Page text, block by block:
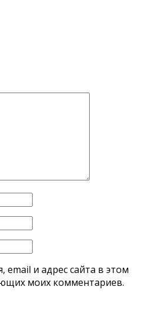
email и адрес сайта в этом
моих комментариев.